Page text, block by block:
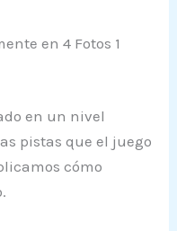
en 4 Fotos 1
en un nivel
pistas que el juego
cómo